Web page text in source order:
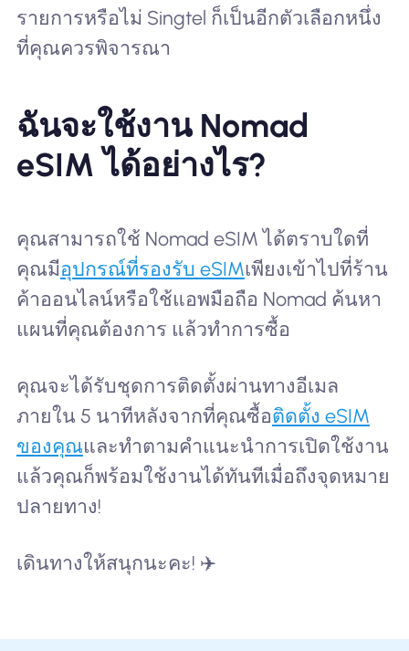
รายการหรือไม่ Singtel ก็เป็นอีกตัวเลือกหนึ่ง
ที่คุณควรพิจารณา
ฉันจะใช้งาน Nomad
eSIM ได้อย่างไร?
คุณสามารถใช้ Nomad eSIM ได้ตราบใดที่
คุณมีอุปกรณ์ที่รองรับ eSIMเพียงเข้าไปที่ร้าน
ค้าออนไลน์หรือใช้แอพมือถือ Nomad ค้นหา
แผนที่คุณต้องการ แล้วทำการซื้อ
คุณจะได้รับชุดการติดตั้งผ่านทางอีเมล
ภายใน 5 นาทีหลังจากที่คุณซื้อติดตั้ง eSIM
ของคุณและทำตามคำแนะนำการเปิดใช้งาน
แล้วคุณก็พร้อมใช้งานได้ทันทีเมื่อถึงจุดหมาย
ปลายทาง!
เดินทางให้สนุกนะคะ! ✈️